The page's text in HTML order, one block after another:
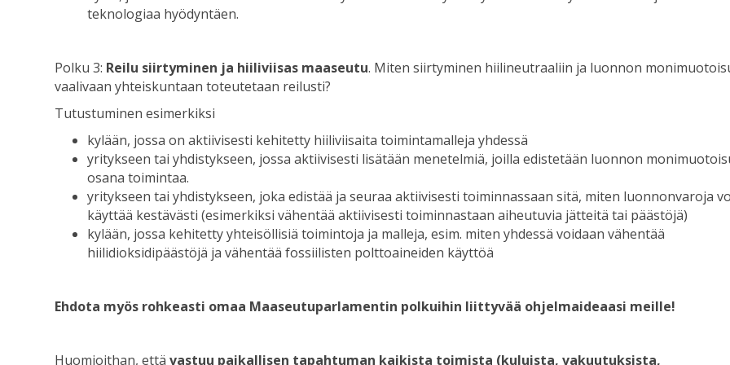
teknologiaa hyödyntäen.
Polku 3: Reilu siirtyminen ja hiiliviisas maaseutu. Miten siirtyminen hiilineutraaliin ja luonnon
vaalivaan yhteiskuntaan toteutetaan reilusti?
Tutustuminen esimerkiksi
kylään, jossa on aktiivisesti kehitetty hiiliviisaita toimintamalleja yhdessä
yritykseen tai yhdistykseen, jossa aktiivisesti lisätään menetelmiä, joilla edistetään luonnon
osana toimintaa.
yritykseen tai yhdistykseen, joka edistää ja seuraa aktiivisesti toiminnassaan sitä, miten luonnonvaroja
käyttää kestävästi (esimerkiksi vähentää aktiivisesti toiminnastaan aiheutuvia jätteitä tai päästöjä)
kylään, jossa kehitetty yhteisöllisiä toimintoja ja malleja, esim. miten yhdessä voidaan vähentää
hiilidioksidipäästöjä ja vähentää fossiilisten polttoaineiden käyttöä
Ehdota myös rohkeasti omaa Maaseutuparlamentin polkuihin liittyvää ohjelmaideaasi meille!
Huomioithan, ettävastuu paikallisen tapahtuman kaikista toimista (kuluista, vakuutuksista,